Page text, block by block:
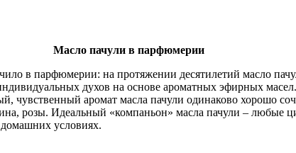
Масло пачули в парфюмерии
в парфюмерии: на протяжении десятилетий масло
духов на основе ароматных эфирных масел.
аромат масла пачули одинаково хорошо
розы. Идеальный «компаньон» масла пачули –
домашних условиях.